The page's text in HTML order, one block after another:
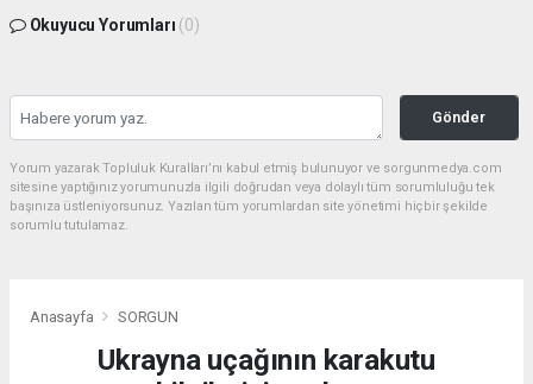
Okuyucu Yorumları (0)
Gönder
Yorum yazarak Topluluk Kuralları’nı kabul etmiş bulunuyor ve sorgunmedya.com
sitesine yaptığınız yorumunuzla ilgili doğrudan veya dolaylı tüm sorumluluğu tek
başınıza üstleniyorsunuz. Yazılan tüm yorumlardan site yönetimi hiçbir şekilde
sorumlu tutulamaz.
Anasayfa SORGUN
Ukrayna uçağının karakutu